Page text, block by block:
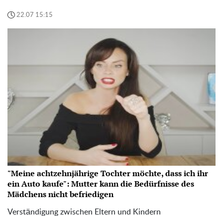
22.07 15:15
"Meine achtzehnjährige Tochter möchte, dass ich ihr
ein Auto kaufe": Mutter kann die Bedürfnisse des
Mädchens nicht befriedigen
Verständigung zwischen Eltern und Kindern